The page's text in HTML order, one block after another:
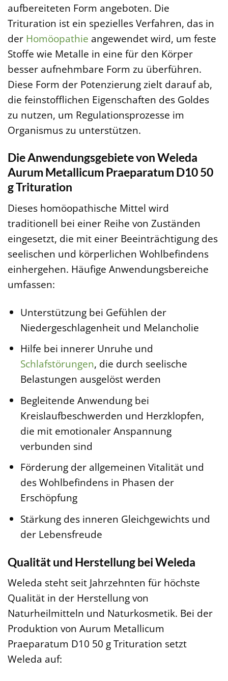
aufbereiteten Form angeboten. Die
Trituration ist ein spezielles Verfahren, das in
der Homöopathie angewendet wird, um feste
Stoffe wie Metalle in eine für den Körper
besser aufnehmbare Form zu überführen.
Diese Form der Potenzierung zielt darauf ab,
die feinstofflichen Eigenschaften des Goldes
zu nutzen, um Regulationsprozesse im
Organismus zu unterstützen.
Die Anwendungsgebiete von Weleda
Aurum Metallicum Praeparatum D10 50
g Trituration
Dieses homöopathische Mittel wird
traditionell bei einer Reihe von Zuständen
eingesetzt, die mit einer Beeinträchtigung des
seelischen und körperlichen Wohlbefindens
einhergehen. Häufige Anwendungsbereiche
umfassen:
Unterstützung bei Gefühlen der
Niedergeschlagenheit und Melancholie
Hilfe bei innerer Unruhe und
Schlafstörungen, die durch seelische
Belastungen ausgelöst werden
Begleitende Anwendung bei
Kreislaufbeschwerden und Herzklopfen,
die mit emotionaler Anspannung
verbunden sind
Förderung der allgemeinen Vitalität und
des Wohlbefindens in Phasen der
Erschöpfung
Stärkung des inneren Gleichgewichts und
der Lebensfreude
Qualität und Herstellung bei Weleda
Weleda steht seit Jahrzehnten für höchste
Qualität in der Herstellung von
Naturheilmitteln und Naturkosmetik. Bei der
Produktion von Aurum Metallicum
Praeparatum D10 50 g Trituration setzt
Weleda auf: